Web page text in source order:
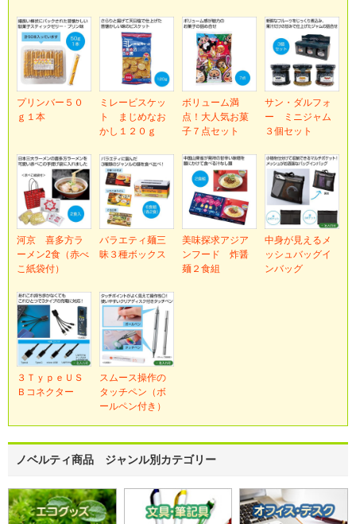
プリンバー５０
ｇ１本
ミレービスケッ
ト まじめなお
かし１２０ｇ
ボリューム満
点！大人気お菓
子７点セット
サン・ダルフォ
ー ミニジャム
３個セット
河京 喜多方ラ
ーメン2食（赤べ
こ紙袋付）
バラエティ麺三
昧３種ボックス
美味探求アジア
ンフード 炸醤
麺２食組
中身が見えるメ
ッシュバッグイ
ンバッグ
３ＴｙｐｅＵＳ
Ｂコネクター
スムース操作の
タッチペン（ボ
ールペン付き）
ノベルティ商品 ジャンル別カテゴリー